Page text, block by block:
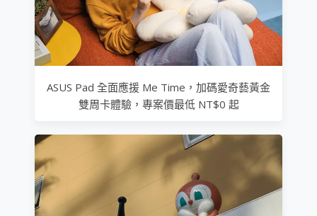
ASUS Pad 全面應援 Me Time，加碼愛奇藝黃金
雙周卡體驗，專案價最低 NT$0 起